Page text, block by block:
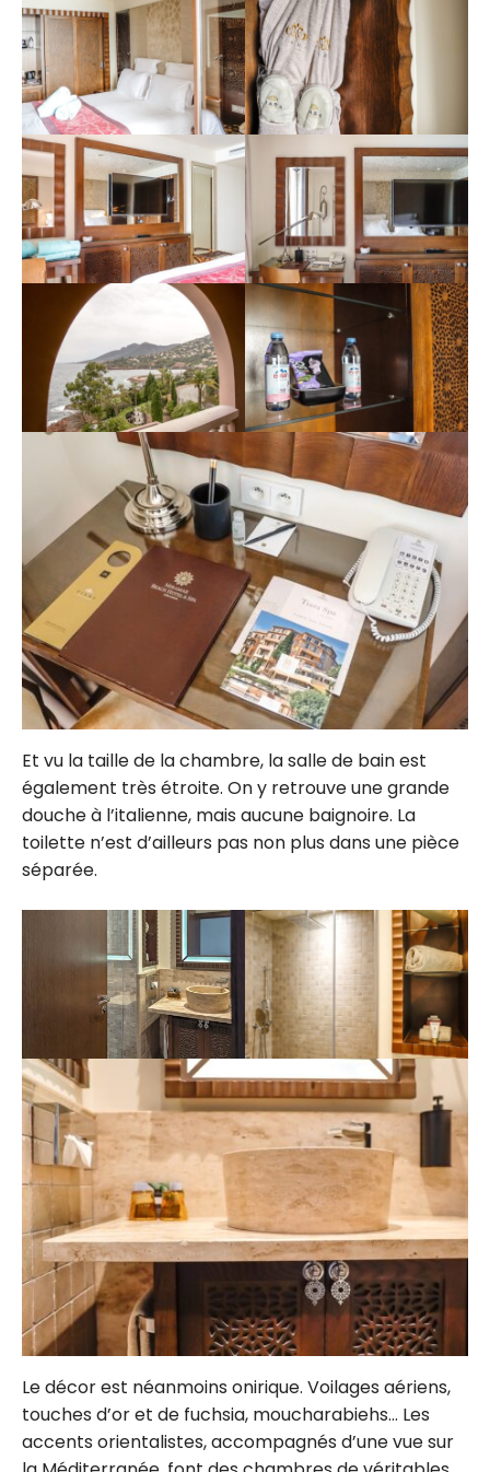
Et vu la taille de la chambre, la salle de bain est
également très étroite. On y retrouve une grande
douche à l’italienne, mais aucune baignoire. La
toilette n’est d’ailleurs pas non plus dans une pièce
séparée.
Le décor est néanmoins onirique. Voilages aériens,
touches d’or et de fuchsia, moucharabiehs… Les
accents orientalistes, accompagnés d’une vue sur